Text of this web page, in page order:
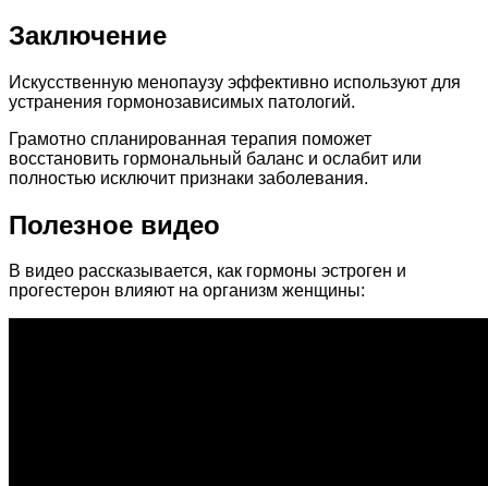
Заключение
Искусственную менопаузу эффективно используют для
устранения гормонозависимых патологий.
Грамотно спланированная терапия поможет
восстановить гормональный баланс и ослабит или
полностью исключит признаки заболевания.
Полезное видео
В видео рассказывается, как гормоны эстроген и
прогестерон влияют на организм женщины: